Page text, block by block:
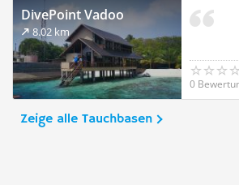
DivePoint Vadoo
8.02 km
0
Zeige alle Tauchbasen